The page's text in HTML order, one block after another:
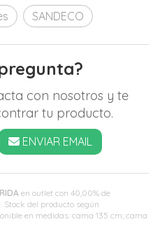
en outlet con 40,00% de
Stock del producto según
en medidas: cama 135 cm; cama
SANDECO
con nosotros y te
tu producto.
ENVIAR EMAIL